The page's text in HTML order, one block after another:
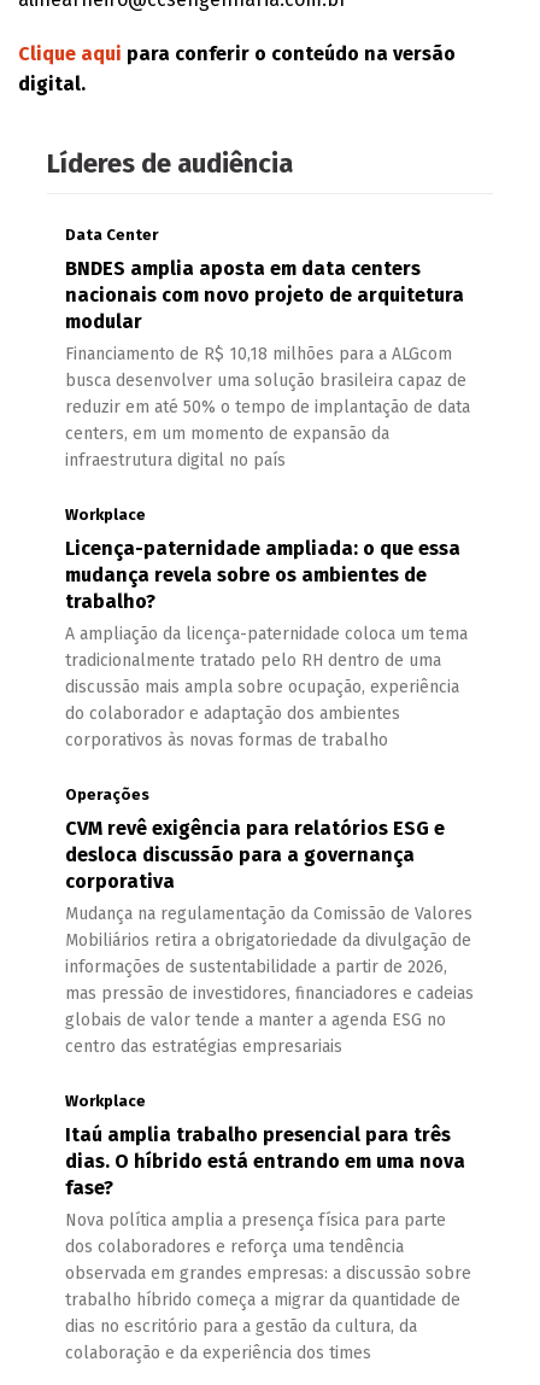
Clique aqui para conferir o conteúdo na versão
digital.
Líderes de audiência
Data Center
BNDES amplia aposta em data centers
nacionais com novo projeto de arquitetura
modular
Financiamento de R$ 10,18 milhões para a ALGcom
busca desenvolver uma solução brasileira capaz de
reduzir em até 50% o tempo de implantação de data
centers, em um momento de expansão da
infraestrutura digital no país
Workplace
Licença-paternidade ampliada: o que essa
mudança revela sobre os ambientes de
trabalho?
A ampliação da licença-paternidade coloca um tema
tradicionalmente tratado pelo RH dentro de uma
discussão mais ampla sobre ocupação, experiência
do colaborador e adaptação dos ambientes
corporativos às novas formas de trabalho
Operações
CVM revê exigência para relatórios ESG e
desloca discussão para a governança
corporativa
Mudança na regulamentação da Comissão de Valores
Mobiliários retira a obrigatoriedade da divulgação de
informações de sustentabilidade a partir de 2026,
mas pressão de investidores, financiadores e cadeias
globais de valor tende a manter a agenda ESG no
centro das estratégias empresariais
Workplace
Itaú amplia trabalho presencial para três
dias. O híbrido está entrando em uma nova
fase?
Nova política amplia a presença física para parte
dos colaboradores e reforça uma tendência
observada em grandes empresas: a discussão sobre
trabalho híbrido começa a migrar da quantidade de
dias no escritório para a gestão da cultura, da
colaboração e da experiência dos times